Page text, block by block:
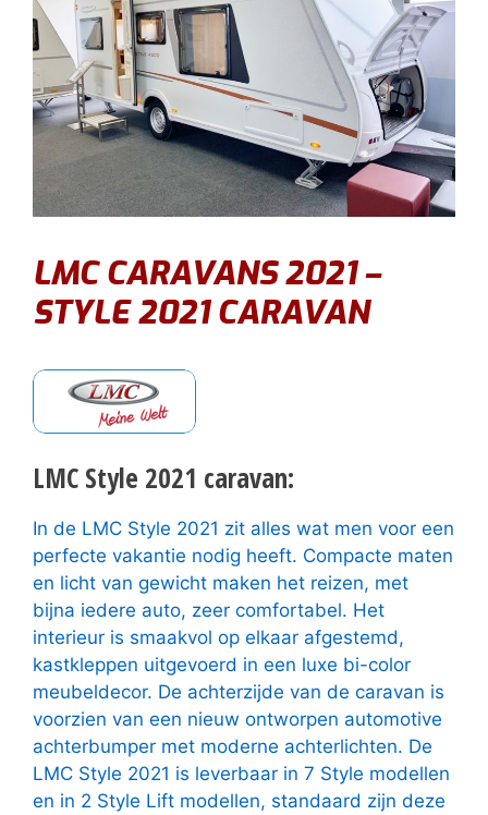
LMC CARAVANS 2021 –
STYLE 2021 CARAVAN
LMC Style 2021 caravan:
In de LMC Style 2021 zit alles wat men voor een
perfecte vakantie nodig heeft. Compacte maten
en licht van gewicht maken het reizen, met
bijna iedere auto, zeer comfortabel. Het
interieur is smaakvol op elkaar afgestemd,
kastkleppen uitgevoerd in een luxe bi-color
meubeldecor. De achterzijde van de caravan is
voorzien van een nieuw ontworpen automotive
achterbumper met moderne achterlichten. De
LMC Style 2021 is leverbaar in 7 Style modellen
en in 2 Style Lift modellen, standaard zijn deze